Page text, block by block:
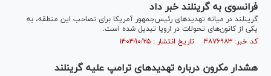
فرانسوی به گرینلند خبر داد
گرینلند در میانه تهدیدهای رئیس‌جمهور آمریکا برای تصاحب این منطقه، به
یکی از کانون‌های تحولات در اروپا تبدیل شده است.
کد خبر: ۴۸۷۶۹۸۳ تاریخ انتشار : ۱۴۰۴/۱۰/۲۵
هشدار مکرون درباره تهدید‌های ترامپ علیه گرینلند